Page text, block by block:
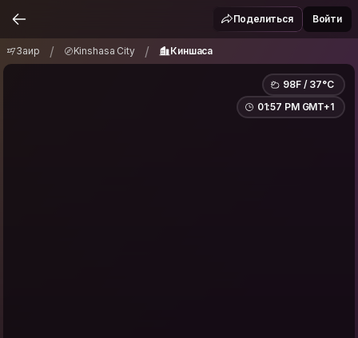
КиншасаПоделиться Войти
Заир / Kinshasa City / Киншаса
98F / 37°C
01:57 PM GMT+1